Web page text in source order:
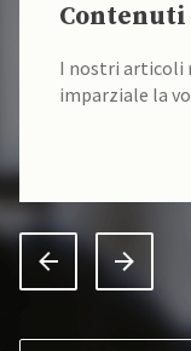
I nostri articoli
imparziale la